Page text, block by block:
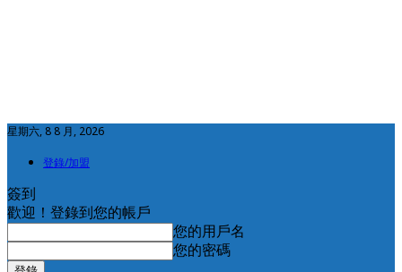
星期六, 8 8 月, 2026
登錄/加盟
簽到
歡迎！登錄到您的帳戶
您的用戶名
您的密碼